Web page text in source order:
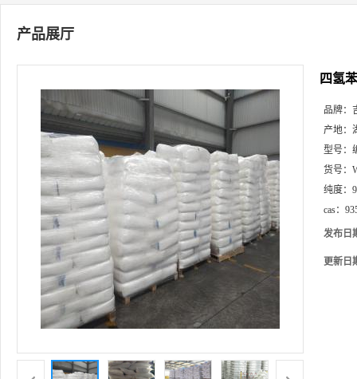
产品展厅
四氢
品牌：
产地：
型号：
货号：
纯度：
cas：
发布日
更新日